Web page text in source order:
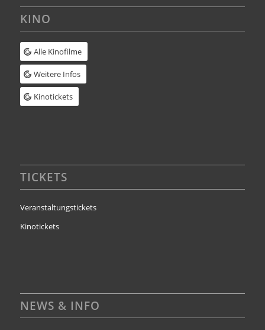
KINO
Alle Kinofilme
Weitere Infos
Kinotickets
TICKETS
Veranstaltungstickets
Kinotickets
NEWS & INFO